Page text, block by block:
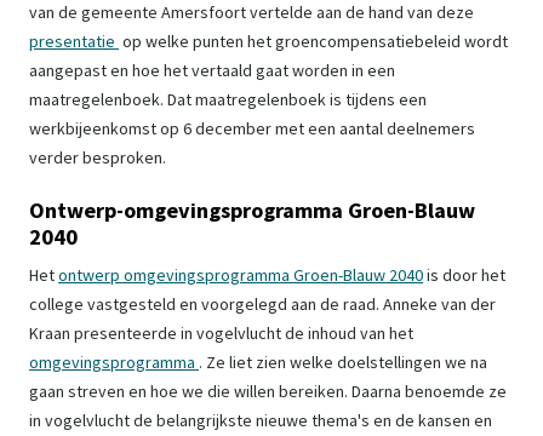
van de gemeente Amersfoort vertelde aan de hand van deze
presentatie op welke punten het groencompensatiebeleid wordt
aangepast en hoe het vertaald gaat worden in een
maatregelenboek. Dat maatregelenboek is tijdens een
werkbijeenkomst op 6 december met een aantal deelnemers
verder besproken.
Ontwerp-omgevingsprogramma Groen-Blauw
2040
Hetontwerp omgevingsprogramma Groen-Blauw 2040is door het
college vastgesteld en voorgelegd aan de raad. Anneke van der
Kraan presenteerde in vogelvlucht de inhoud van het
omgevingsprogramma . Ze liet zien welke doelstellingen we na
gaan streven en hoe we die willen bereiken. Daarna benoemde ze
in vogelvlucht de belangrijkste nieuwe thema's en de kansen en